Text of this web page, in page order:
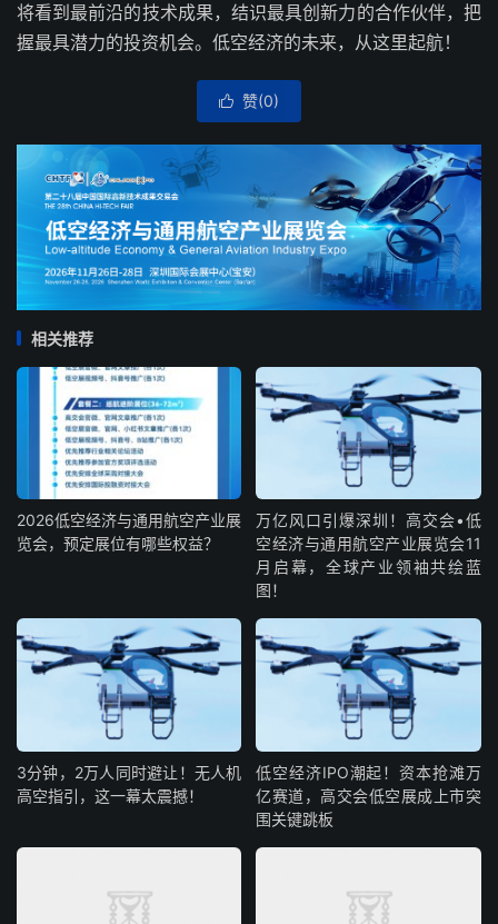
将看到最前沿的技术成果，结识最具创新力的合作伙伴，把
握最具潜力的投资机会。低空经济的未来，从这里起航！
 赞(0)
相关推荐
2026低空经济与通用航空产业展
览会，预定展位有哪些权益？
万亿风口引爆深圳！高交会•低
空经济与通用航空产业展览会11
月启幕，全球产业领袖共绘蓝
图！
3分钟，2万人同时避让！无人机
高空指引，这一幕太震撼！
低空经济IPO潮起！资本抢滩万
亿赛道，高交会低空展成上市突
围关键跳板